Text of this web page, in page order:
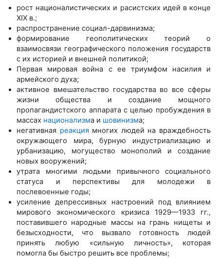
рост националистических и расистских идей в конце
ХIХ в.;
распространение социал-дарвинизма;
формирование геополитических теорий о
взаимосвязи географического положения государств
с их историей и внешней политикой;
Первая мировая война с ее триумфом насилия и
армейского духа;
активное вмешательство государства во все сферы
жизни общества и создание мощного
пропагандистского аппарата с целью пробуждения в
массах национализма и шовинизма;
негативная реакция многих людей на враждебность
окружающего мира, бурную индустриализацию и
урбанизацию, могущество монополий и создание
новых вооружений;
утрата многими людьми привычного социального
статуса и перспективы для молодежи в
послевоенные годы;
усиление депрессивных настроений под влиянием
мирового экономического кризиса 1929—1933 гг.,
поставившего народные массы на грань нищеты и
безысходности, что вызвало готовность людей
принять любую «сильную личность», которая
помогла бы быстро решить все проблемы;